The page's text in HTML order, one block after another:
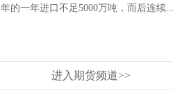
年的一年进口不足5000万吨，而后连续
进入期货频道>>